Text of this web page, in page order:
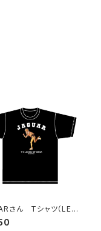
さん Tシャツ（LEGE